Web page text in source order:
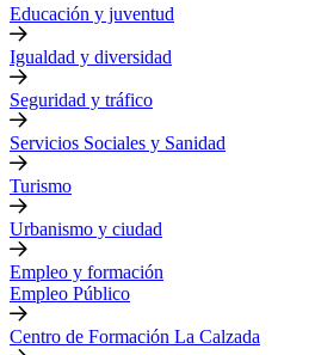
Educación y juventud
Igualdad y diversidad
Seguridad y tráfico
Servicios Sociales y Sanidad
Turismo
Urbanismo y ciudad
Empleo y formación
Empleo Público
Centro de Formación La Calzada